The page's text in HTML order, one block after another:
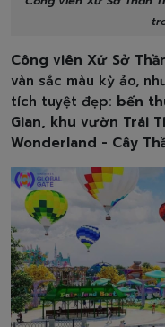
Công viên Xứ Sở
vàn sắc màu kỳ ảo,
tích tuyệt đẹp: bến
Gian, khu vườn Trái
Wonderland - Cây